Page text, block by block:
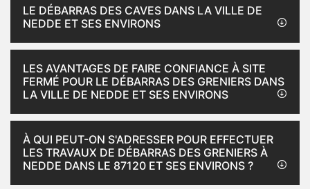
LE DÉBARRAS DES CAVES DANS LA VILLE DE
NEDDE ET SES ENVIRONS
LES AVANTAGES DE FAIRE CONFIANCE À SITE
FERMÉ POUR LE DÉBARRAS DES GRENIERS DANS
LA VILLE DE NEDDE ET SES ENVIRONS
À QUI PEUT-ON S'ADRESSER POUR EFFECTUER
LES TRAVAUX DE DÉBARRAS DES GRENIERS À
NEDDE DANS LE 87120 ET SES ENVIRONS ?